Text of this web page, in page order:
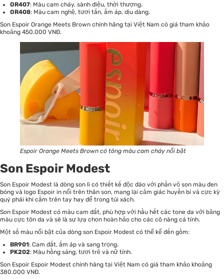
OR407: Màu cam cháy, sành điệu, thời thượng.
OR408: Màu cam nghệ, tươi tắn, ấm áp, dịu dàng.
Son Espoir Orange Meets Brown chính hãng tại Việt Nam có giá tham khảo
khoảng 450.000 VNĐ.
Espoir Orange Meets Brown có tông màu cam cháy nổi bật
Son Espoir Modest
Son Espoir Modest là dòng son lì có thiết kế độc đáo với phần vỏ son màu đen
bóng và logo Espoir in nổi trên thân son, mang lại cảm giác huyền bí và cực kỳ
quý phái khi cầm trên tay hay để trong túi xách.
Son Espoir Modest có màu cam đất, phù hợp với hầu hết các tone da với bảng
màu cực tôn da và sẽ là sự lựa chọn hoàn hảo cho các cô nàng cá tính.
Một số màu nổi bật của dòng son Espoir Modest có thể kể đến gồm:
BR901: Cam đất, ấm áp và sang trọng.
PK202: Màu hồng sáng, tươi trẻ và nữ tính.
Son Espoir Espoir Modest chính hãng tại Việt Nam có giá tham khảo khoảng
380.000 VNĐ.